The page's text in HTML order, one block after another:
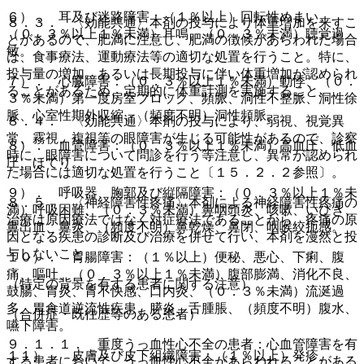
８．３． 〈効能共通〉本剤の投与により体重増加を来すこ
とがあるので、肥満に注意し、肥満の徴候があらわれた場合
は、食事療法、運動療法等の適切な処置を行うこと。特に、
投与量の増加、あるいは長期投与に伴い体重増加が認められ
ることがあるため、定期的に体重計測を実施すること。
８．４． 〈効能共通〉本剤の投与により、弱視、視覚異
常、霧視、複視等の眼障害が生じる可能性があるので、診察
時に、眼障害について問診を行う等注意し、異常が認められ
た場合には適切な処置を行うこと〔１５．２．２参照〕。
８．５． 〈神経障害性疼痛〉本剤による神経障害性疼痛の
治療は原因療法ではなく対症療法であることから、疼痛の原
因となる疾患の診断及び治療を併せて行い、本剤を漫然と投
与しないこと。
（特定の背景を有する患者に関する注意）
（合併症・既往歴等のある患者）
９．１．１． 重度うっ血性心不全の患者：心血管障害を有
する患者において、うっ血性心不全があらわれることがある
６）． 耳及び迷路障害：（１％以上）回転性めまい、
（０．３％以上１％未満）耳鳴、（０．３％未満）聴覚過
敏。
７）． 心臓障害：（０．３％以上１％未満）動悸、（０．
３％未満）第一度房室ブロック、頻脈、洞性不整脈、洞性徐
脈、心室性期外収縮、（頻度不明）洞性頻脈。
８）． 血管障害：（０．３％以上１％未満）高血圧、低血
圧、ほてり。
９）． 呼吸器、胸郭及び縦隔障害：（０．３％以上１％未
満）呼吸困難、（０．３％未満）鼻咽頭炎、咳嗽、いびき、
鼻出血、鼻炎、（頻度不明）鼻乾燥、鼻閉、咽喉絞扼感。
１０）． 胃腸障害：（１％以上）便秘、悪心、下痢、腹
痛、嘔吐、（０．３％以上１％未満）腹部膨満、消化不良、
鼓腸、胃炎、胃不快感、口内炎、（０．３％未満）流涎過
多、胃食道逆流性疾患、膵炎、舌腫脹、（頻度不明）腹水、
嚥下障害。
１１）． 皮膚及び皮下組織障害：（１％以上）発疹、